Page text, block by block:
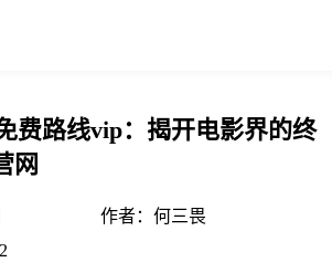
费路线vip：揭开电影界的终
网
作者： 何三畏